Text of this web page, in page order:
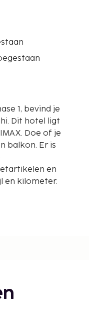
1, bevind je
Doe of je
balkon. Er is
en
en kilometer.